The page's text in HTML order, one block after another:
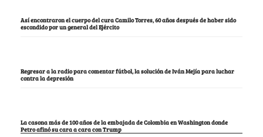
Así encontraron el cuerpo del cura Camilo Torres, 60 años después de haber sido
escondido por un general del Ejército
Regresar a la radio para comentar fútbol, la solución de Iván Mejía para luchar
contra la depresión
La casona más de 100 años de la embajada de Colombia en Washington donde
Petro afinó su cara a cara con Trump